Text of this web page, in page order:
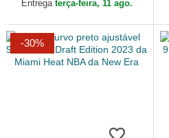
Entrega terça-feira, 11 ago.
-30%